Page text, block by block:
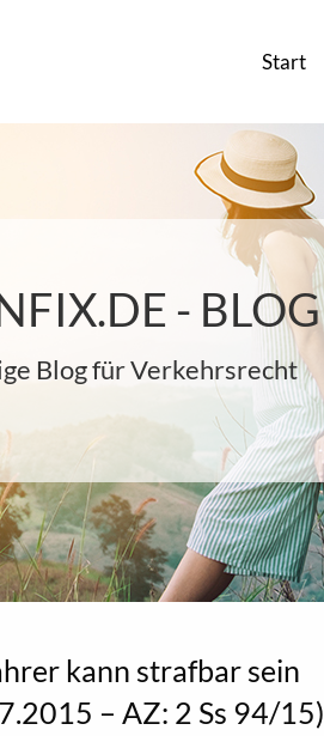
Start
- BLOG
Blog für Verkehrsrecht
kann strafbar sein
– AZ: 2 Ss 94/15)